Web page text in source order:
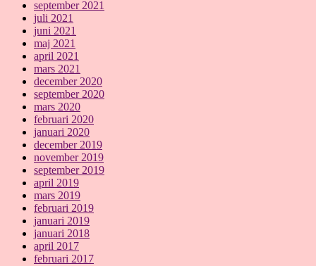
september 2021
juli 2021
juni 2021
maj 2021
april 2021
mars 2021
december 2020
september 2020
mars 2020
februari 2020
januari 2020
december 2019
november 2019
september 2019
april 2019
mars 2019
februari 2019
januari 2019
januari 2018
april 2017
februari 2017